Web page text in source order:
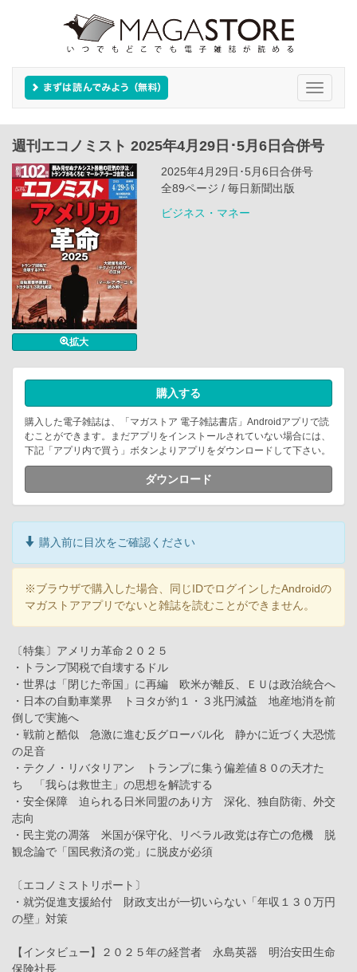
Toggle
週刊エコノミスト 2025年4月29日･5月6日合併号
拡大
2025年4月29日･5月6日合併号
全89ページ / 毎日新聞出版
ビジネス・マネー
購入する
購入した電子雑誌は、「マガストア 電子雑誌書店」Androidアプリで読
むことができます。まだアプリをインストールされていない場合には、
下記「アプリ内で買う」ボタンよりアプリをダウンロードして下さい。
ダウンロード
購入前に目次をご確認ください
※ブラウザで購入した場合、同じIDでログインしたAndroidの
マガストアアプリでないと雑誌を読むことができません。
〔特集〕アメリカ革命２０２５
・トランプ関税で自壊するドル
・世界は「閉じた帝国」に再編 欧米が離反、ＥＵは政治統合へ
・日本の自動車業界 トヨタが約１・３兆円減益 地産地消を前
倒しで実施へ
・戦前と酷似 急激に進む反グローバル化 静かに近づく大恐慌
の足音
・テクノ・リバタリアン トランプに集う偏差値８０の天才た
ち 「我らは救世主」の思想を解読する
・安全保障 迫られる日米同盟のあり方 深化、独自防衛、外交
志向
・民主党の凋落 米国が保守化、リベラル政党は存亡の危機 脱
観念論で「国民救済の党」に脱皮が必須
〔エコノミストリポート〕
・就労促進支援給付 財政支出が一切いらない「年収１３０万円
の壁」対策
【インタビュー】２０２５年の経営者 永島英器 明治安田生命
保険社長